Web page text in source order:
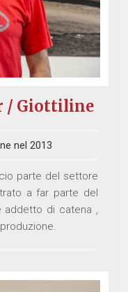
/ Giottiline
nel 2013
parte del settore
a far parte del
addetto di catena ,